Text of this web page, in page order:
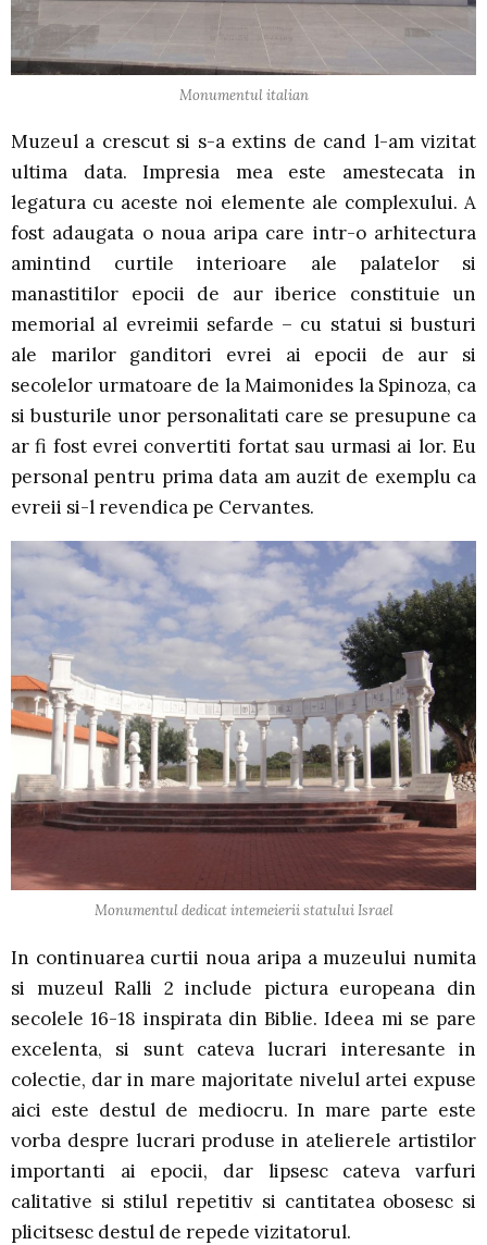
Monumentul italian
Muzeul a crescut si s-a extins de cand l-am vizitat
ultima data. Impresia mea este amestecata in
legatura cu aceste noi elemente ale complexului. A
fost adaugata o noua aripa care intr-o arhitectura
amintind curtile interioare ale palatelor si
manastitilor epocii de aur iberice constituie un
memorial al evreimii sefarde – cu statui si busturi
ale marilor ganditori evrei ai epocii de aur si
secolelor urmatoare de la Maimonides la Spinoza, ca
si busturile unor personalitati care se presupune ca
ar fi fost evrei convertiti fortat sau urmasi ai lor. Eu
personal pentru prima data am auzit de exemplu ca
evreii si-l revendica pe Cervantes.
Monumentul dedicat intemeierii statului Israel
In continuarea curtii noua aripa a muzeului numita
si muzeul Ralli 2 include pictura europeana din
secolele 16-18 inspirata din Biblie. Ideea mi se pare
excelenta, si sunt cateva lucrari interesante in
colectie, dar in mare majoritate nivelul artei expuse
aici este destul de mediocru. In mare parte este
vorba despre lucrari produse in atelierele artistilor
importanti ai epocii, dar lipsesc cateva varfuri
calitative si stilul repetitiv si cantitatea obosesc si
plicitsesc destul de repede vizitatorul.